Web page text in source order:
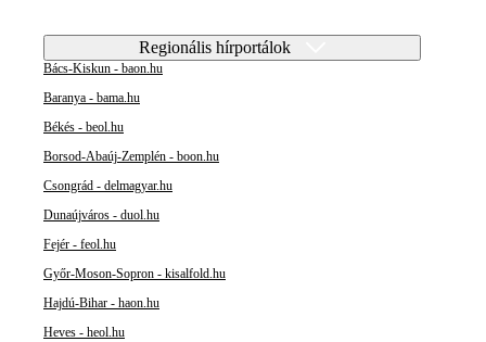
Regionális hírportálok
Bács-Kiskun - baon.hu
Baranya - bama.hu
Békés - beol.hu
Borsod-Abaúj-Zemplén - boon.hu
Csongrád - delmagyar.hu
Dunaújváros - duol.hu
Fejér - feol.hu
Győr-Moson-Sopron - kisalfold.hu
Hajdú-Bihar - haon.hu
Heves - heol.hu